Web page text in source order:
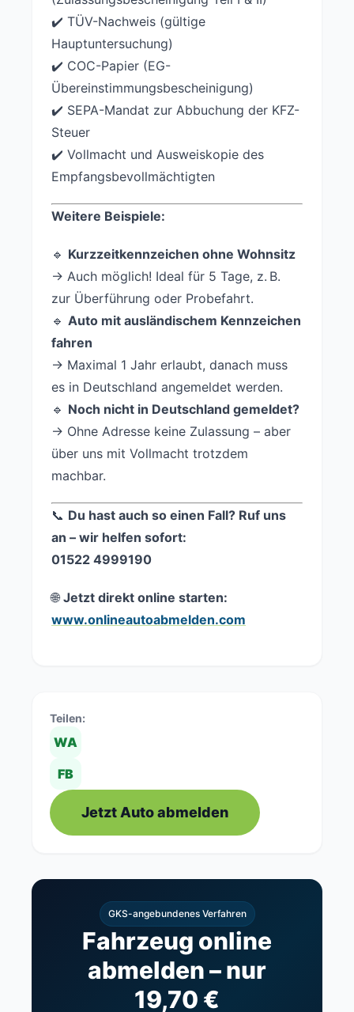
✔️ TÜV-Nachweis (gültige
Hauptuntersuchung)
✔️ COC-Papier (EG-
Übereinstimmungsbescheinigung)
✔️ SEPA-Mandat zur Abbuchung der KFZ-
Steuer
✔️ Vollmacht und Ausweiskopie des
Empfangsbevollmächtigten
Weitere Beispiele:
🔹 Kurzzeitkennzeichen ohne Wohnsitz
→ Auch möglich! Ideal für 5 Tage, z. B.
zur Überführung oder Probefahrt.
🔹 Auto mit ausländischem Kennzeichen
fahren
→ Maximal 1 Jahr erlaubt, danach muss
es in Deutschland angemeldet werden.
🔹 Noch nicht in Deutschland gemeldet?
→ Ohne Adresse keine Zulassung – aber
über uns mit Vollmacht trotzdem
machbar.
📞 Du hast auch so einen Fall? Ruf uns
an – wir helfen sofort:
01522 4999190
🌐 Jetzt direkt online starten:
www.onlineautoabmelden.com
Teilen:
WA
FB
Jetzt Auto abmelden
GKS-angebundenes Verfahren
Fahrzeug online
abmelden – nur
19,70 €